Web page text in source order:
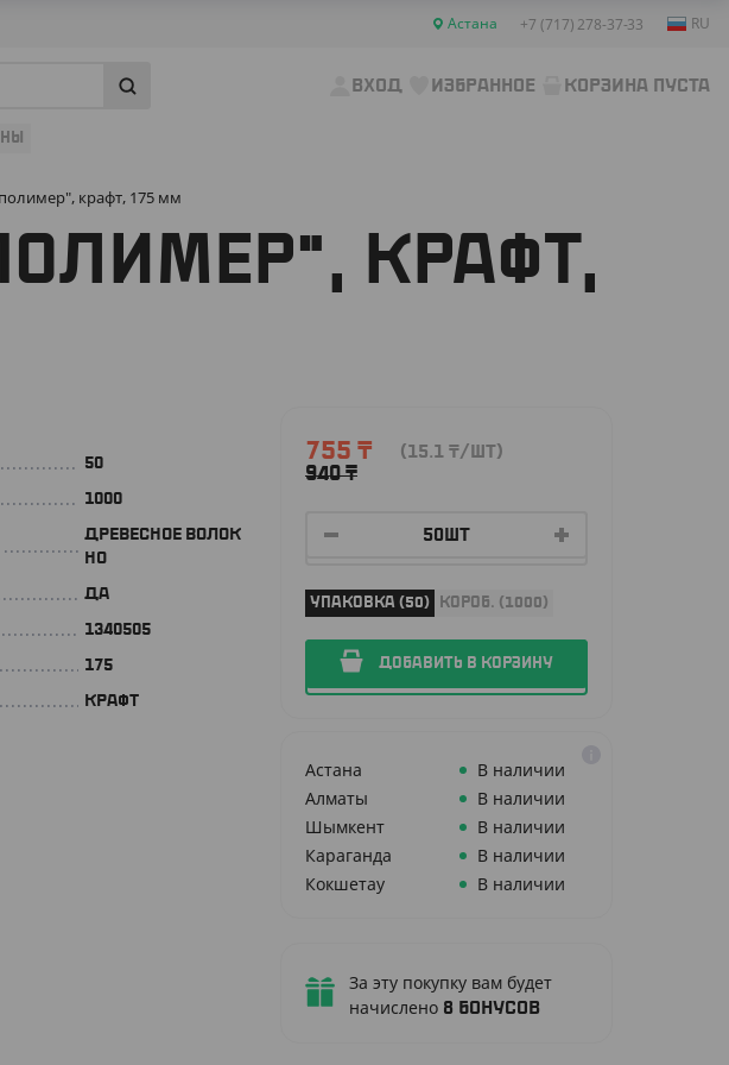
Астана +7 (717) 278-37-33 RU
ВХОД ИЗБРАННОЕ КОРЗИНА ПУСТА
крафт, 175 мм
КРАФТ,
755 ₸
940₸
(15.1 ₸/ШТ)
УПАКОВКА (50) КОРОБ. (1000)
ДОБАВИТЬ В КОРЗИНУ
Астана
В наличии
Алматы
В наличии
Шымкент
В наличии
Караганда
В наличии
Кокшетау
В наличии
За эту покупку вам будет
начислено 8 бонусов
50
1000
ДРЕВЕСНОЕ ВОЛОК
НО
ДА
1340505
175
КРАФТ